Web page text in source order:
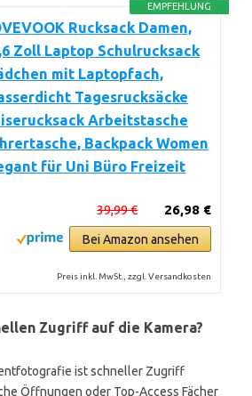
EMPFEHLUNG
Rucksack Damen,
Zoll Laptop Schulrucksack
mit Laptopfach,
Tagesrucksäcke
Arbeitstasche
Backpack Women
für Uni Büro Freizeit
26,98 €
39,99 €
Bei Amazon ansehen
Preis inkl. MwSt., zzgl. Versandkosten
Zugriff auf die Kamera?
ist schneller Zugriff
Öffnungen oder Top-Access Fächer